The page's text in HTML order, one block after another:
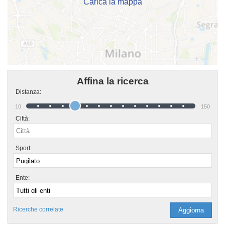
Carica la mappa
Affina la ricerca
Distanza:
10 150
Città:
Sport:
Ente:
Ricerche correlate